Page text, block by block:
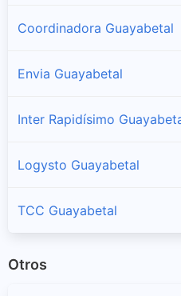
Coordinadora Guayabetal
Envia Guayabetal
Inter Rapidísimo
Logysto Guayabetal
TCC Guayabetal
Otros